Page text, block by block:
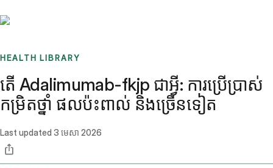
HEALTH LIBRARY
តើ Adalimumab-fkjp ជាអ្វី: ការប្រើប្រាស់
កម្រិតថ្នាំ ផលប៉ះពាល់ និងច្រើនទៀត
Last updated 3 មេសា 2026